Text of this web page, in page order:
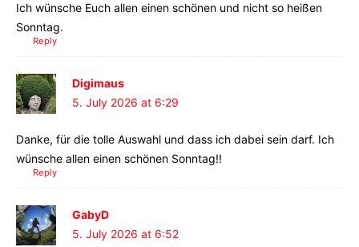
Ich wünsche Euch allen einen schönen und nicht so heißen
Sonntag.
Reply
Digimaus
5. July 2026 at 6:29
Danke, für die tolle Auswahl und dass ich dabei sein darf. Ich
wünsche allen einen schönen Sonntag!!
Reply
GabyD
5. July 2026 at 6:52